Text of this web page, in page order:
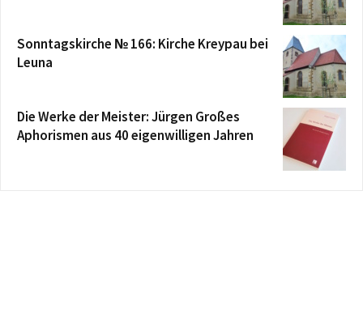
Sonntagskirche № 166: Kirche Kreypau bei
Leuna
Die Werke der Meister: Jürgen Großes
Aphorismen aus 40 eigenwilligen Jahren